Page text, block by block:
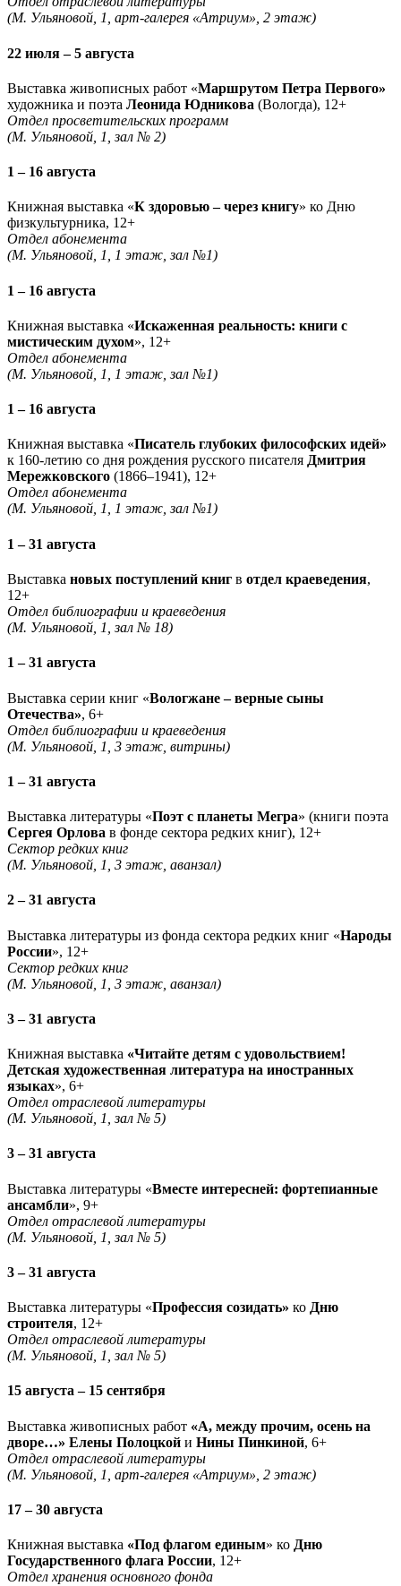
(М. Ульяновой, 1, арт-галерея «Атриум», 2 этаж)
22 июля – 5 августа
Выставка живописных работ «Маршрутом Петра Первого»
художника и поэта Леонида Юдникова (Вологда), 12+
Отдел просветительских программ
(М. Ульяновой, 1, зал № 2)
1 – 16 августа
Книжная выставка «К здоровью – через книгу» ко Дню
физкультурника, 12+
Отдел абонемента
(М. Ульяновой, 1, 1 этаж, зал №1)
1 – 16 августа
Книжная выставка «Искаженная реальность: книги с
мистическим духом», 12+
Отдел абонемента
(М. Ульяновой, 1, 1 этаж, зал №1)
1 – 16 августа
Книжная выставка «Писатель глубоких философских идей»
к 160-летию со дня рождения русского писателя Дмитрия
Мережковского (1866–1941), 12+
Отдел абонемента
(М. Ульяновой, 1, 1 этаж, зал №1)
1 – 31 августа
Выставка новых поступлений книг в отдел краеведения,
12+
Отдел библиографии и краеведения
(М. Ульяновой, 1, зал № 18)
1 – 31 августа
Выставка серии книг «Вологжане – верные сыны
Отечества», 6+
Отдел библиографии и краеведения
(М. Ульяновой, 1, 3 этаж, витрины)
1 – 31 августа
Выставка литературы «Поэт с планеты Мегра» (книги поэта
Сергея Орлова в фонде сектора редких книг), 12+
Сектор редких книг
(М. Ульяновой, 1, 3 этаж, аванзал)
2 – 31 августа
Выставка литературы из фонда сектора редких книг «Народы
России», 12+
Сектор редких книг
(М. Ульяновой, 1, 3 этаж, аванзал)
3 – 31 августа
Книжная выставка «Читайте детям с удовольствием!
Детская художественная литература на иностранных
языках», 6+
Отдел отраслевой литературы
(М. Ульяновой, 1, зал № 5)
3 – 31 августа
Выставка литературы «Вместе интересней: фортепианные
ансамбли», 9+
Отдел отраслевой литературы
(М. Ульяновой, 1, зал № 5)
3 – 31 августа
Выставка литературы «Профессия созидать» ко Дню
строителя, 12+
Отдел отраслевой литературы
(М. Ульяновой, 1, зал № 5)
15 августа – 15 сентября
Выставка живописных работ «А, между прочим, осень на
дворе…» Елены Полоцкой и Нины Пинкиной, 6+
Отдел отраслевой литературы
(М. Ульяновой, 1, арт-галерея «Атриум», 2 этаж)
17 – 30 августа
Книжная выставка «Под флагом единым» ко Дню
Государственного флага России, 12+
Отдел хранения основного фонда